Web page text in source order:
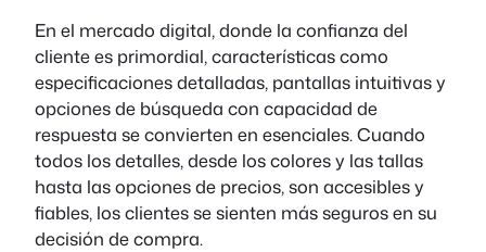
En el mercado digital, donde la confianza del
cliente es primordial, características como
especificaciones detalladas, pantallas intuitivas y
opciones de búsqueda con capacidad de
respuesta se convierten en esenciales. Cuando
todos los detalles, desde los colores y las tallas
hasta las opciones de precios, son accesibles y
fiables, los clientes se sienten más seguros en su
decisión de compra.